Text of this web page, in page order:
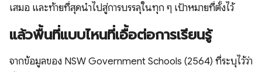
เสมอ และท้ายที่สุดนำไปสู่การบรรลุในทุก ๆ เป้าหมายที่ตั้งไว้
แล้วพื้นที่แบบไหนที่เอื้อต่อการเรียนรู้
จากข้อมูลของ NSW Government Schools (2564) ที่ระบุไว้ว่า